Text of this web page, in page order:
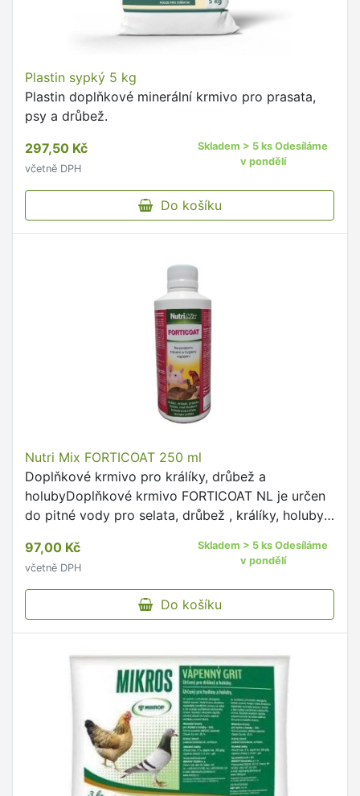
Plastin sypký 5 kg
Plastin doplňkové minerální krmivo pro prasata,
psy a drůbež.
297,50 Kč
včetně DPH
Skladem > 5 ks Odesíláme
v pondělí
Do košíku
Nutri Mix FORTICOAT 250 ml
Doplňkové krmivo pro králíky, drůbež a
holubyDoplňkové krmivo FORTICOAT NL je určen
do pitné vody pro selata, drůbež , králíky, holuby,
zvířata jako prostředek …
97,00 Kč
včetně DPH
Skladem > 5 ks Odesíláme
v pondělí
Do košíku